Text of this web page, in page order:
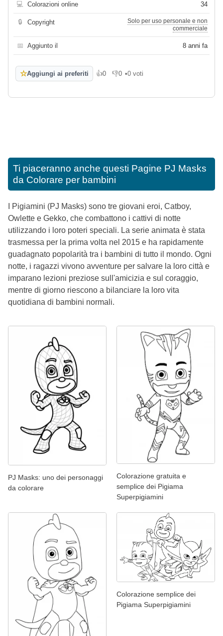
💻 Colorazioni online 34
🔒 Copyright
Solo per uso personale e non
commerciale
📅 Aggiunto il 8 anni fa
☆Aggiungi ai preferiti 👍0
Mi piace
👎0
Non mi piace
•0 voti
Ti piaceranno anche questi Pagine PJ Masks
da Colorare per bambini
I Pigiamini (PJ Masks) sono tre giovani eroi, Catboy,
Owlette e Gekko, che combattono i cattivi di notte
utilizzando i loro poteri speciali. La serie animata è stata
trasmessa per la prima volta nel 2015 e ha rapidamente
guadagnato popolarità tra i bambini di tutto il mondo. Ogni
notte, i ragazzi vivono avventure per salvare la loro città e
imparano lezioni preziose sull'amicizia e sul coraggio,
mentre di giorno riescono a bilanciare la loro vita
quotidiana di bambini normali.
PJ Masks: uno dei personaggi
da colorare
Colorazione gratuita e
semplice dei Pigiama
Superpigiamini
Colorazione semplice dei
Pigiama Superpigiamini